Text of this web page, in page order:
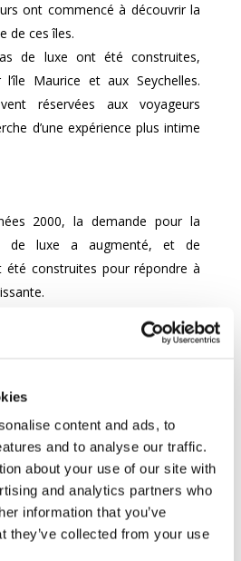
content and ads, to
and to analyse our traffic.
about your use of our site with
and analytics partners who
information that you’ve
they’ve collected from your use
ont commencé à découvrir la
de ces îles.
de luxe ont été construites,
l’île Maurice et aux Seychelles.
réservées aux voyageurs
d’une expérience plus intime
2000, la demande pour la
de luxe a augmenté, et de
été construites pour répondre à
amoureux de la nature et les
tels que des chefs privés, des
de spa.
vu une expansion rapide de
de luxe dans la région de